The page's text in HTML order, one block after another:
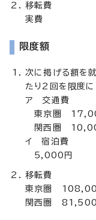
移転費
実費
限度額
次に掲げる額を
たり2回を限度に
ア 交通費
東京圏
関西圏
イ 宿泊費
5,000円
移転費
東京圏
関西圏 81,500